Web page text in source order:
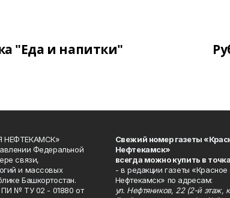
"Еда и напитки"
НЕФТЕКАМСК»
Федеральной
связи,
и массовых
Башкортостан.
ПИ № ТУ 02 - 01880 от
Свежий номер газеты
Нефтекамск»
всегда можно купить в
- в редакции газеты «Красное
Нефтекамск» по адресам:
ул. Нефтяников, 22 (2-й этаж,